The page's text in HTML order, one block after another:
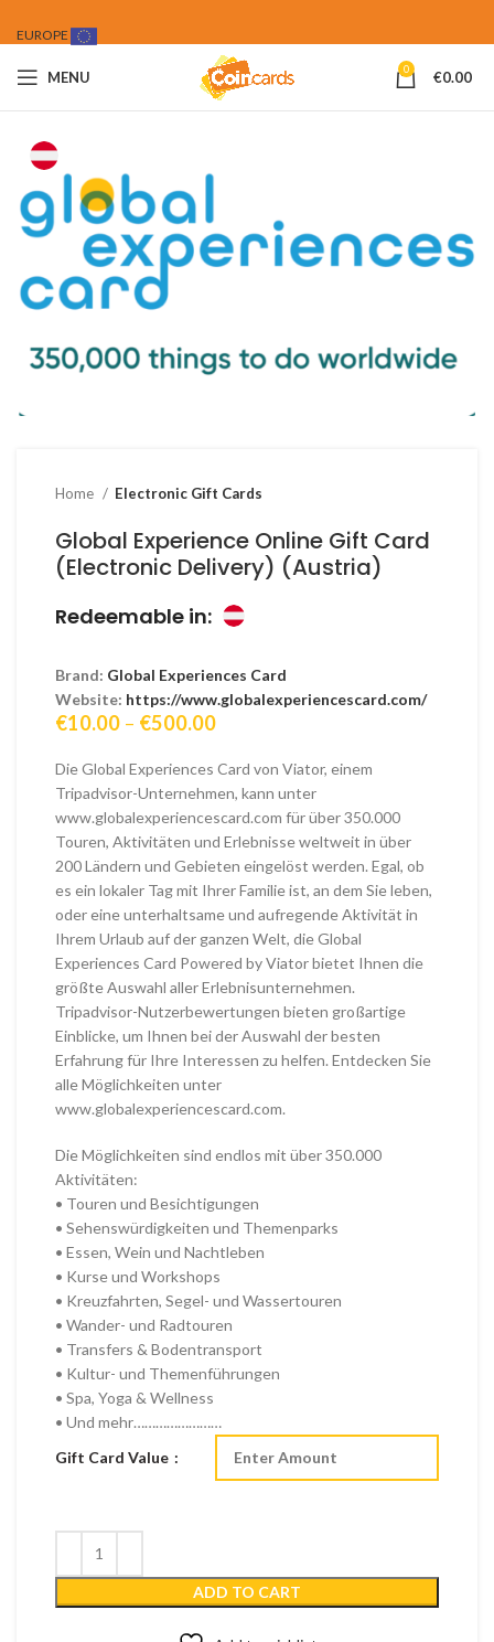
EUROPE
MENU 0 €0.00
Home Electronic Gift Cards
Global Experience Online Gift Card
(Electronic Delivery) (Austria)
Redeemable in:
Brand: Global Experiences Card
Website: https://www.globalexperiencescard.com/
€10.00 – €500.00Price
€10.00
through
€500.00
Die Global Experiences Card von Viator, einem
Tripadvisor-Unternehmen, kann unter
www.globalexperiencescard.com für über 350.000
Touren, Aktivitäten und Erlebnisse weltweit in über
200 Ländern und Gebieten eingelöst werden. Egal, ob
es ein lokaler Tag mit Ihrer Familie ist, an dem Sie leben,
oder eine unterhaltsame und aufregende Aktivität in
Ihrem Urlaub auf der ganzen Welt, die Global
Experiences Card Powered by Viator bietet Ihnen die
größte Auswahl aller Erlebnisunternehmen.
Tripadvisor-Nutzerbewertungen bieten großartige
Einblicke, um Ihnen bei der Auswahl der besten
Erfahrung für Ihre Interessen zu helfen. Entdecken Sie
alle Möglichkeiten unter
www.globalexperiencescard.com.
Die Möglichkeiten sind endlos mit über 350.000
Aktivitäten:
• Touren und Besichtigungen
• Sehenswürdigkeiten und Themenparks
• Essen, Wein und Nachtleben
• Kurse und Workshops
• Kreuzfahrten, Segel- und Wassertouren
• Wander- und Radtouren
• Transfers & Bodentransport
• Kultur- und Themenführungen
• Spa, Yoga & Wellness
• Und mehr……………………
Gift Card Value
ADD TO CART